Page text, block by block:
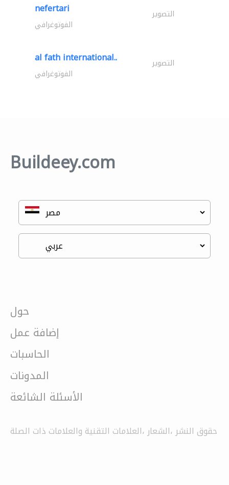
nefertari التصوير
الفوتوغرافي
al fath international.. التصوير
الفوتوغرافي
Buildeey.com
حول
إضافة عمل
الحاسبات
المدونات
الأسئلة الشائعة
حقوق النشر ،الشعار ،العلامات التقنية والعلامات ذات الصلة